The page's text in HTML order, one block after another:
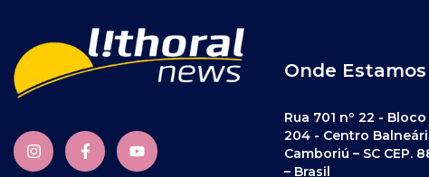
Onde Estamos
Rua 701 nº 22 - Bloco
204 - Centro
Camboriú – SC CEP.
– Brasil